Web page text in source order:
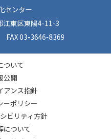
センター
江東区東陽4-11-3
03-3646-8369
ついて
公開
アンス指針
ーポリシー
ビリティ方針
について